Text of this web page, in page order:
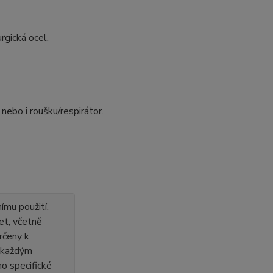
ocel.
i roušku/respirátor.
použití.
včetně
k
specifické